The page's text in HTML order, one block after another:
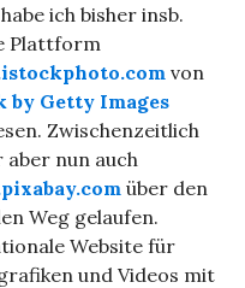
ich bisher insb.
Plattform
von
by Getty Images
Zwischenzeitlich
nun auch
über den
Weg gelaufen.
Website für
und Videos mit